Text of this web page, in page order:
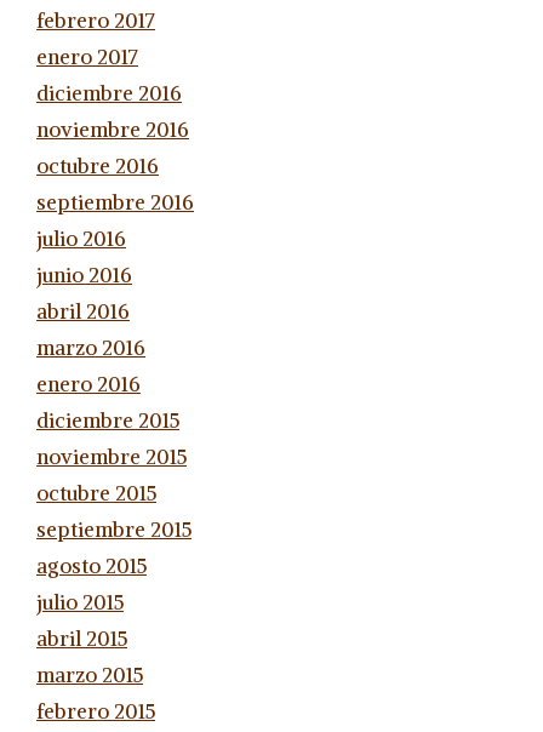
febrero 2017
enero 2017
diciembre 2016
noviembre 2016
octubre 2016
septiembre 2016
julio 2016
junio 2016
abril 2016
marzo 2016
enero 2016
diciembre 2015
noviembre 2015
octubre 2015
septiembre 2015
agosto 2015
julio 2015
abril 2015
marzo 2015
febrero 2015